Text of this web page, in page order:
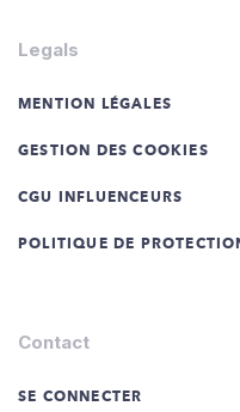
Legals
MENTION LÉGALES
GESTION DES COOKIES
CGU INFLUENCEURS
POLITIQUE DE
Contact
SE CONNECTER